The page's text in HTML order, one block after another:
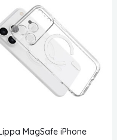
MagSafe iPhone